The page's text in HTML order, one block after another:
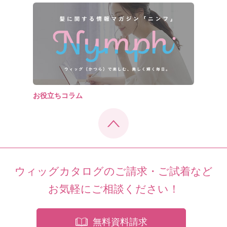
お役立ちコラム
ウィッグカタログのご請求・ご試着など
お気軽にご相談ください！
無料資料請求